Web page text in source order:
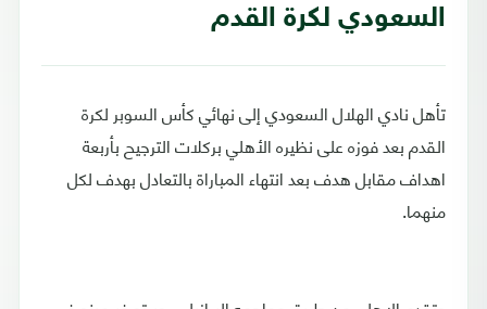
السعودي لكرة القدم
تأهل نادي الهلال السعودي إلى نهائي كأس السوبر لكرة
القدم بعد فوزه على نظيره الأهلي بركلات الترجيح بأربعة
اهداف مقابل هدف بعد انتهاء المباراة بالتعادل بهدف لكل
منهما.